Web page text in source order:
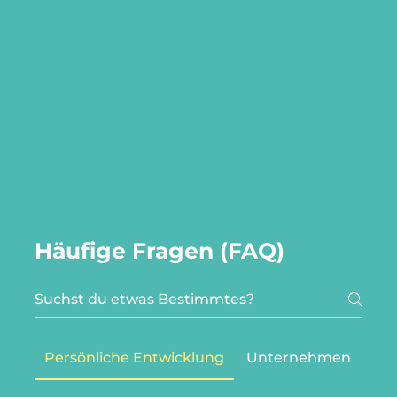
Häufige Fragen (FAQ)
Persönliche Entwicklung Unternehmen